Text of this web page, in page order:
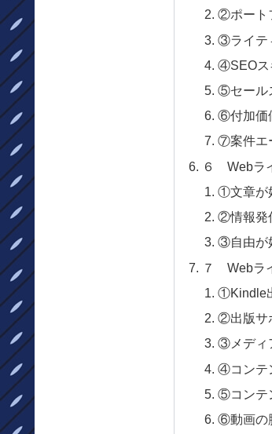
②ポート
③ライテ
④SEOス
⑤セール
⑥付加価
⑦案件エ
６ Webラ
①文章が
②情報発
③自由が
７ Webラ
①Kindle
②出版サ
③メディ
④コンテ
⑤コンテ
⑥動画の